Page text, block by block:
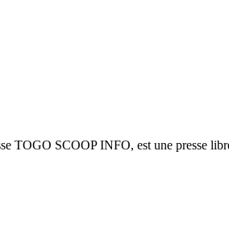
TOGO SCOOP INFO, est une presse